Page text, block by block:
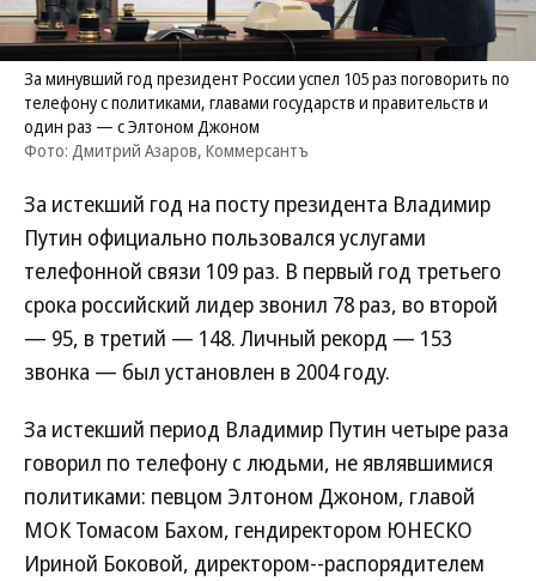
За минувший год президент России успел 105 раз поговорить по
телефону с политиками, главами государств и правительств и
один раз — с Элтоном Джоном
Фото: Дмитрий Азаров, Коммерсантъ
За истекший год на посту президента Владимир
Путин официально пользовался услугами
телефонной связи 109 раз. В первый год третьего
срока российский лидер звонил 78 раз, во второй
— 95, в третий — 148. Личный рекорд — 153
звонка — был установлен в 2004 году.
За истекший период Владимир Путин четыре раза
говорил по телефону с людьми, не являвшимися
политиками: певцом Элтоном Джоном, главой
МОК Томасом Бахом, гендиректором ЮНЕСКО
Ириной Боковой, директором--распорядителем